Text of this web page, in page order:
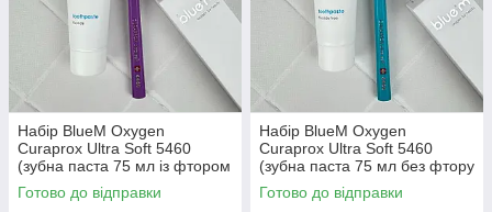
Набір BlueM Oxygen
Curaprox Ultra Soft 5460
(зубна паста 75 мл із фтором
+ зубна щітка Ultra Soft)
Готово до відправки
Набір BlueM Oxygen
Curaprox Ultra Soft 5460
(зубна паста 75 мл без фтору
+ щітка Ultra Soft)
Готово до відправки